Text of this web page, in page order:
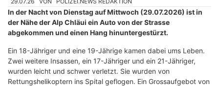
In der Nacht von Dienstag auf Mittwoch (29.07.2026) ist in
der Nähe der Alp Chläui ein Auto von der Strasse
abgekommen und einen Hang hinuntergestürzt.
Ein 18-Jähriger und eine 19-Jährige kamen dabei ums Leben.
Zwei weitere Insassen, ein 17-Jähriger und ein 21-Jähriger,
wurden leicht und schwer verletzt. Sie wurden von
Rettungshelikoptern ins Spital geflogen. Ein Grossaufgebot von